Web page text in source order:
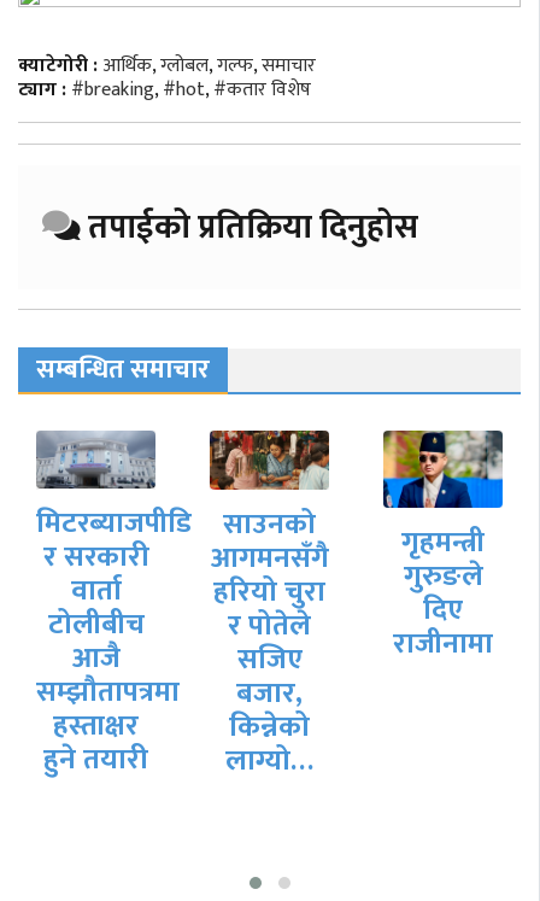
क्याटेगोरी :आर्थिक,ग्लोबल,गल्फ,समाचार
ट्याग :#breaking,#hot,#कतार विशेष
तपाईको प्रतिक्रिया दिनुहोस
सम्बन्धित समाचार
मिटरब्याजपीडित
र सरकारी
वार्ता
टोलीबीच
आजै
सम्झौतापत्रमा
हस्ताक्षर
हुने तयारी
साउनको
आगमनसँगै
हरियो चुरा
र पोतेले
सजिए
बजार,
किन्नेको
लाग्यो…
गृहमन्त्री
गुरुङले
दिए
राजीनामा